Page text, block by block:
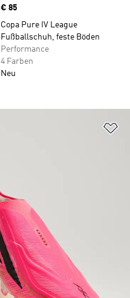
Price
€ 85
Copa Pure IV League
Fußballschuh, feste Böden
Performance
4 Farben
Neu